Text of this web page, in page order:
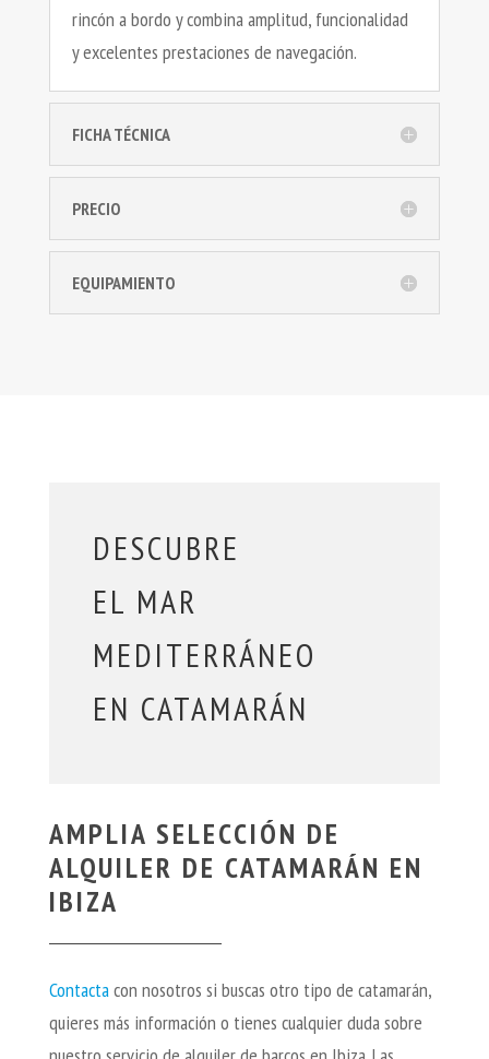
rincón a bordo y combina amplitud, funcionalidad
y excelentes prestaciones de navegación.
FICHA TÉCNICA
PRECIO
EQUIPAMIENTO
DESCUBRE
EL MAR
MEDITERRÁNEO
EN CATAMARÁN
AMPLIA SELECCIÓN DE
ALQUILER DE CATAMARÁN EN
IBIZA
Contactacon nosotros si buscas otro tipo de catamarán,
quieres más información o tienes cualquier duda sobre